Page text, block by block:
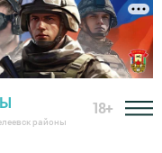
районы
18+